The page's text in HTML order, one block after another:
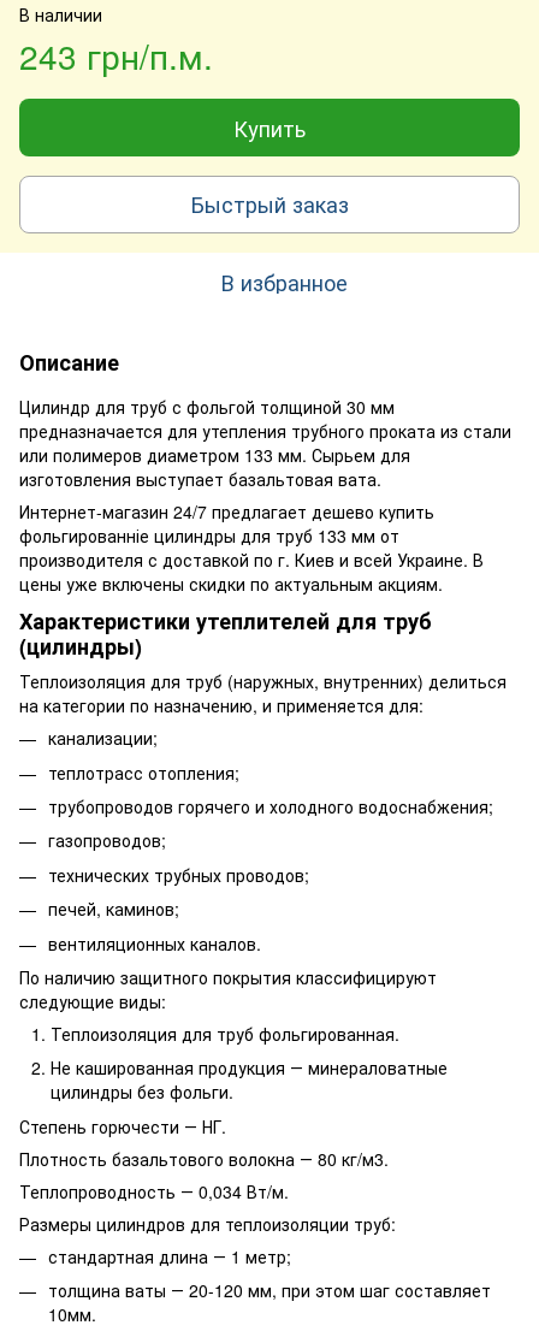
В наличии
243 грн/п.м.
Купить
Быстрый заказ
В избранное
Описание
Цилиндр для труб с фольгой толщиной 30 мм
предназначается для утепления трубного проката из стали
или полимеров диаметром 133 мм. Сырьем для
изготовления выступает базальтовая вата.
Интернет-магазин 24/7 предлагает дешево купить
фольгированніе цилиндры для труб 133 мм от
производителя с доставкой по г. Киев и всей Украине. В
цены уже включены скидки по актуальным акциям.
Характеристики утеплителей для труб
(цилиндры)
Теплоизоляция для труб (наружных, внутренних) делиться
на категории по назначению, и применяется для:
канализации;
теплотрасс отопления;
трубопроводов горячего и холодного водоснабжения;
газопроводов;
технических трубных проводов;
печей, каминов;
вентиляционных каналов.
По наличию защитного покрытия классифицируют
следующие виды:
Теплоизоляция для труб фольгированная.
Не кашированная продукция ― минераловатные
цилиндры без фольги.
Степень горючести ― НГ.
Плотность базальтового волокна ― 80 кг/м3.
Теплопроводность ― 0,034 Вт/м.
Размеры цилиндров для теплоизоляции труб:
стандартная длина ― 1 метр;
толщина ваты ― 20-120 мм, при этом шаг составляет
10мм.